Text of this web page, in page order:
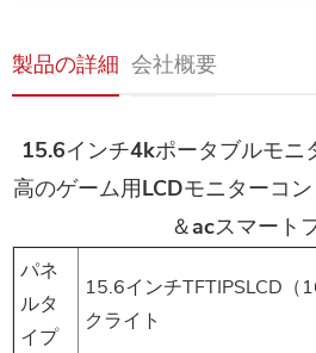
製品の詳細 会社概要
15.6インチ4kポータブルモ
高のゲーム用LCDモニターコ
＆acスマート
パネ
ルタ
イプ
15.6インチTFTIPSLCD（
クライト